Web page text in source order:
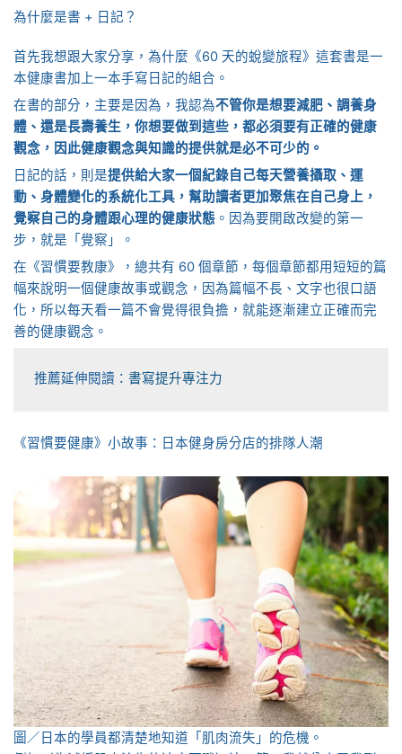
為什麼是書 + 日記？
首先我想跟大家分享，為什麼《60 天的蛻變旅程》這套書是一
本健康書加上一本手寫日記的組合。
在書的部分，主要是因為，我認為不管你是想要減肥、調養身
體、還是長壽養生，你想要做到這些，都必須要有正確的健康
觀念，因此健康觀念與知識的提供就是必不可少的。
日記的話，則是提供給大家一個紀錄自己每天營養攝取、運
動、身體變化的系統化工具，幫助讀者更加聚焦在自己身上，
覺察自己的身體跟心理的健康狀態 。因為要開啟改變的第一
步，就是「覺察」。
在《習慣要教康》，總共有 60 個章節，每個章節都用短短的篇
幅來說明一個健康故事或觀念，因為篇幅不長、文字也很口語
化，所以每天看一篇不會覺得很負擔，就能逐漸建立正確而完
善的健康觀念。
推薦延伸閱讀：書寫提升專注力
《習慣要健康》小故事：日本健身房分店的排隊人潮
圖／日本的學員都清楚地知道「肌肉流失」的危機。